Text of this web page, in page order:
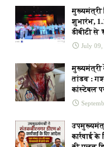
मुख्यमंत्री
शुभारंभ,
डीबीटी से
July 09,
मुख्यमंत्री
तांडव :
कांस्टेबल
कार्रवाई